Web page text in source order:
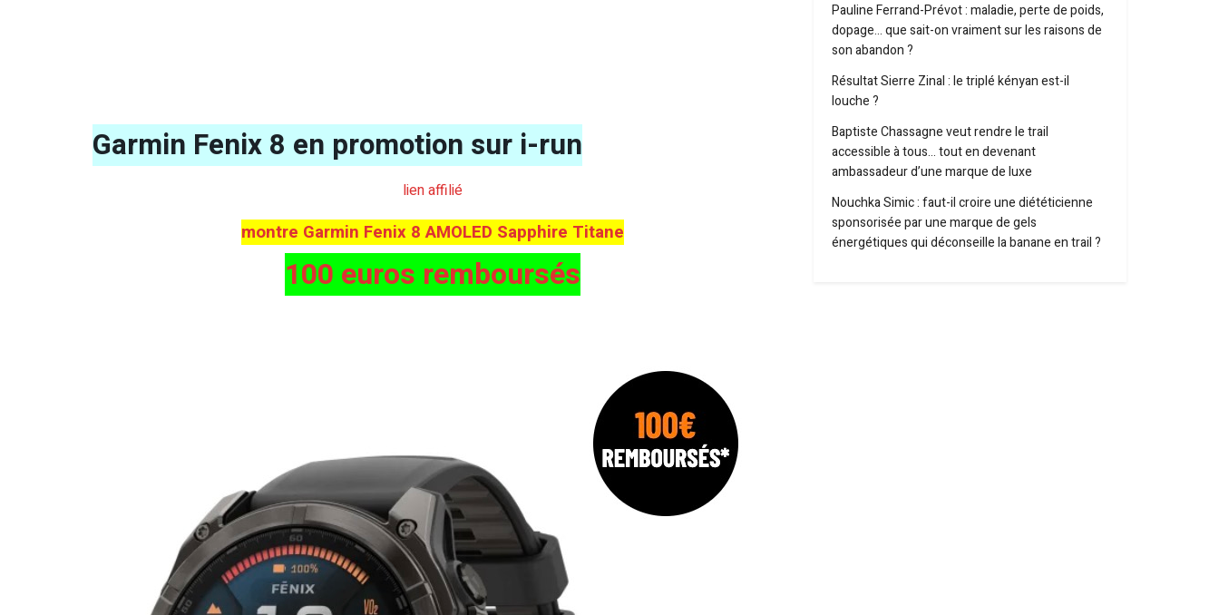
Garmin Fenix 8 en promotion sur i-run
lien affilié
montre Garmin Fenix 8 AMOLED Sapphire Titane
100 euros remboursés
Pauline Ferrand-Prévot : maladie, perte de poids,
dopage… que sait-on vraiment sur les raisons de
son abandon ?
Résultat Sierre Zinal : le triplé kényan est-il
louche ?
Baptiste Chassagne veut rendre le trail
accessible à tous… tout en devenant
ambassadeur d’une marque de luxe
Nouchka Simic : faut-il croire une diététicienne
sponsorisée par une marque de gels
énergétiques qui déconseille la banane en trail ?